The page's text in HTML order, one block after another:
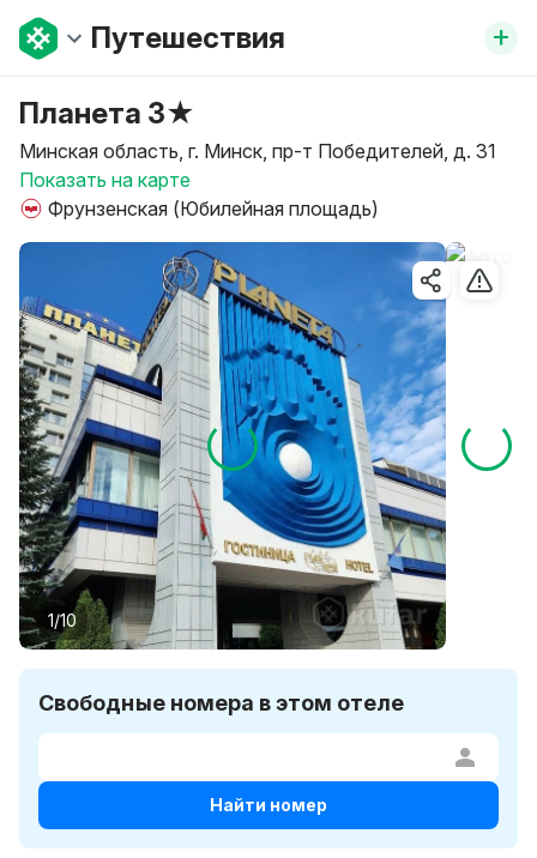
Путешествия +
Планета 3★
Минская область, г. Минск, пр-т Победителей, д. 31
Показать на карте
Фрунзенская (Юбилейная площадь)
1/10
Свободные номера в этом отеле
Найти номер